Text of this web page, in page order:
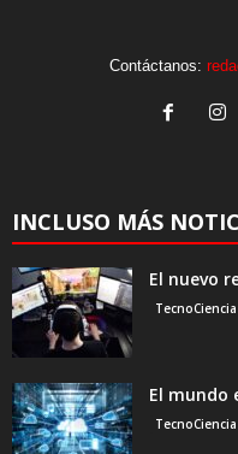
Contáctanos:
INCLUSO MÁS
El nuevo
TecnoCiencia
El mundo
TecnoCiencia